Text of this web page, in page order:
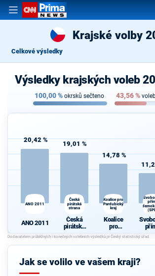
Krajské volby
Celkové výsledky
Výsledky krajských voleb
100,00% okrsků sečteno 43,56%
20,42 %
ANO 2011
ANO 2011
19,01 %
Česká
pirátská
strana
Česká
pirátská
strana
14,78 %
Koalice pro
Pardubický
kraj
Koalice
pro
Pardubick
ý kraj
e
Jak se volilo ve vašem kraji?